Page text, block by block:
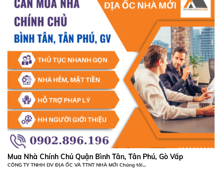
Mua Nhà Chính Chủ Quận Bình Tân, Tân Phú, Gò Vấp
CÔNG TY TNHH DV ĐỊA ỐC VÀ TTNT NHÀ MỚI Chúng tôi...